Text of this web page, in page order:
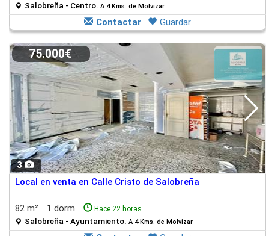
Salobreña - Centro. A 4 Kms. de Molvizar
Contactar Guardar
3
75.000€
Local en venta en Calle Cristo de Salobreña
82 m² 1 dorm. Hace 22 horas
Salobreña - Ayuntamiento. A 4 Kms. de Molvizar